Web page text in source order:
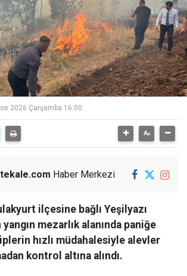
2026 Çarşamba 16:00
Haber Merkezi
ilçesine bağlı Yeşilyazı
yangın mezarlık alanında paniğe
hızlı müdahalesiyle alevler
kontrol altına alındı.